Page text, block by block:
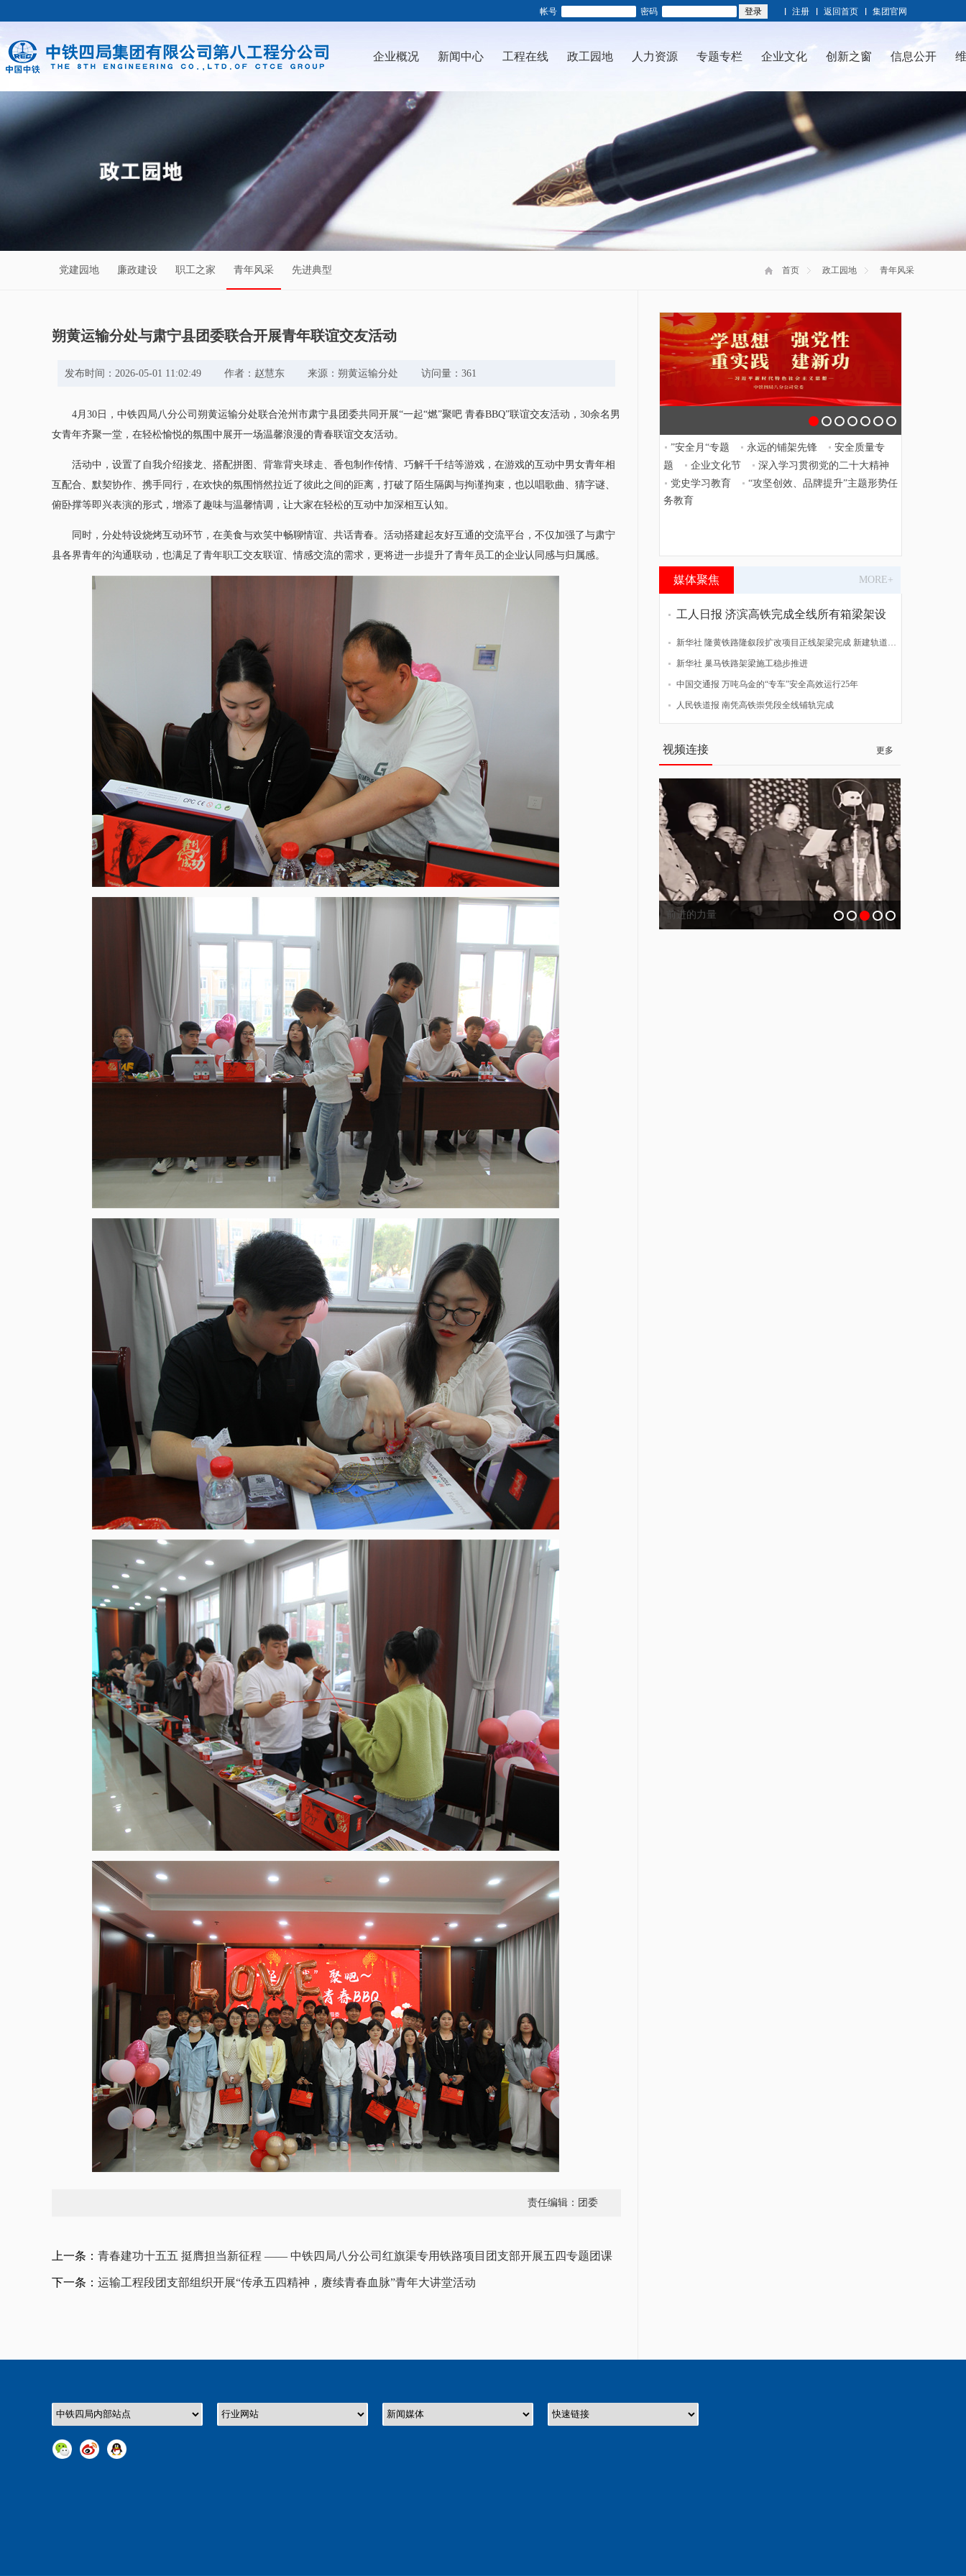
帐号 密码 注册 返回首页 集团官网
企业概况 新闻中心 工程在线 政工园地 人力资源 专题专栏 企业文化 创新之窗 信息公开
首页 政工园地 青年风采
党建园地 廉政建设 职工之家 青年风采 先进典型
朔黄运输分处与肃宁县团委联合开展青年联谊交友活动
发布时间：2026-05-01 11:02:49 作者：赵慧东 来源：朔黄运输分处 访问量：361
4月30日，中铁四局八分公司朔黄运输分处联合沧州市肃宁县团委共同开展“一起“燃”聚吧 青春BBQ”联谊交友活动，30余名男
女青年齐聚一堂，在轻松愉悦的氛围中展开一场温馨浪漫的青春联谊交友活动。
活动中，设置了自我介绍接龙、搭配拼图、背靠背夹球走、香包制作传情、巧解千千结等游戏，在游戏的互动中男女青年相
互配合、默契协作、携手同行，在欢快的氛围悄然拉近了彼此之间的距离，打破了陌生隔阂与拘谨拘束，也以唱歌曲、猜字谜、
俯卧撑等即兴表演的形式，增添了趣味与温馨情调，让大家在轻松的互动中加深相互认知。
同时，分处特设烧烤互动环节，在美食与欢笑中畅聊情谊、共话青春。活动搭建起友好互通的交流平台，不仅加强了与肃宁
县各界青年的沟通联动，也满足了青年职工交友联谊、情感交流的需求，更将进一步提升了青年员工的企业认同感与归属感。
责任编辑：团委
上一条： 青春建功十五五 挺膺担当新征程 —— 中铁四局八分公司红旗渠专用铁路项目团支部开展五四专题团课
下一条： 运输工程段团支部组织开展“传承五四精神，赓续青春血脉”青年大讲堂活动
学习贯彻习近平新时代中国特色色社会主义思
想
”安全月“专题 永远的铺架先锋
安全质量专
题
企业文化节
深入学习贯彻党的二十大精神
党史学习教育
“攻坚创效、品牌提升”主题形势任
务教育
MORE+
媒体聚焦
工人日报 济滨高铁完成全线所有箱梁架设
新华社 隆黄铁路隆叙段扩改项目正线架梁完成 新建轨道贯通
新华社 巢马铁路架梁施工稳步推进
中国交通报 万吨乌金的“专车”安全高效运行25年
人民铁道报 南凭高铁崇凭段全线铺轨完成
更多
视频连接
前进的力量